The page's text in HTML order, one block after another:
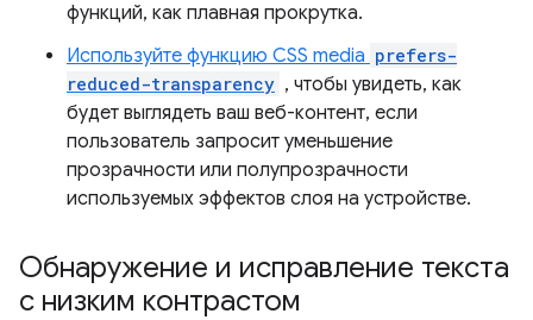
функций, как плавная прокрутка.
Используйте функцию CSS media prefers-
reduced-transparency , чтобы увидеть, как
будет выглядеть ваш веб-контент, если
пользователь запросит уменьшение
прозрачности или полупрозрачности
используемых эффектов слоя на устройстве.
Обнаружение и исправление текста
с низким контрастом